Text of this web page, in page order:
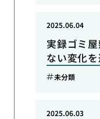
実録ゴミ
ない変化
2025.06.04
未分類
2025.06.03